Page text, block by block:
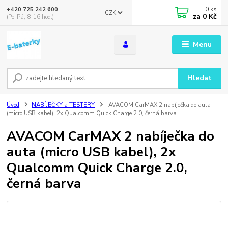
Menu
CZK
Hledat
+420 725 242 600
(Po-Pá, 8-16 hod.)
0 ks
za 0 Kč
Úvod NABÍJEČKY a TESTERY
AVACOM CarMAX 2 nabíječka do auta
(micro USB kabel), 2x Qualcomm Quick Charge 2.0, černá barva
AVACOM CarMAX 2 nabíječka do
auta (micro USB kabel), 2x
Qualcomm Quick Charge 2.0,
černá barva